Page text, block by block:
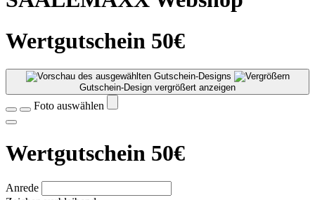
Wertgutschein 50€
Gutschein-Design vergrößert anzeigen
Foto auswählen
Wertgutschein 50€
Anrede